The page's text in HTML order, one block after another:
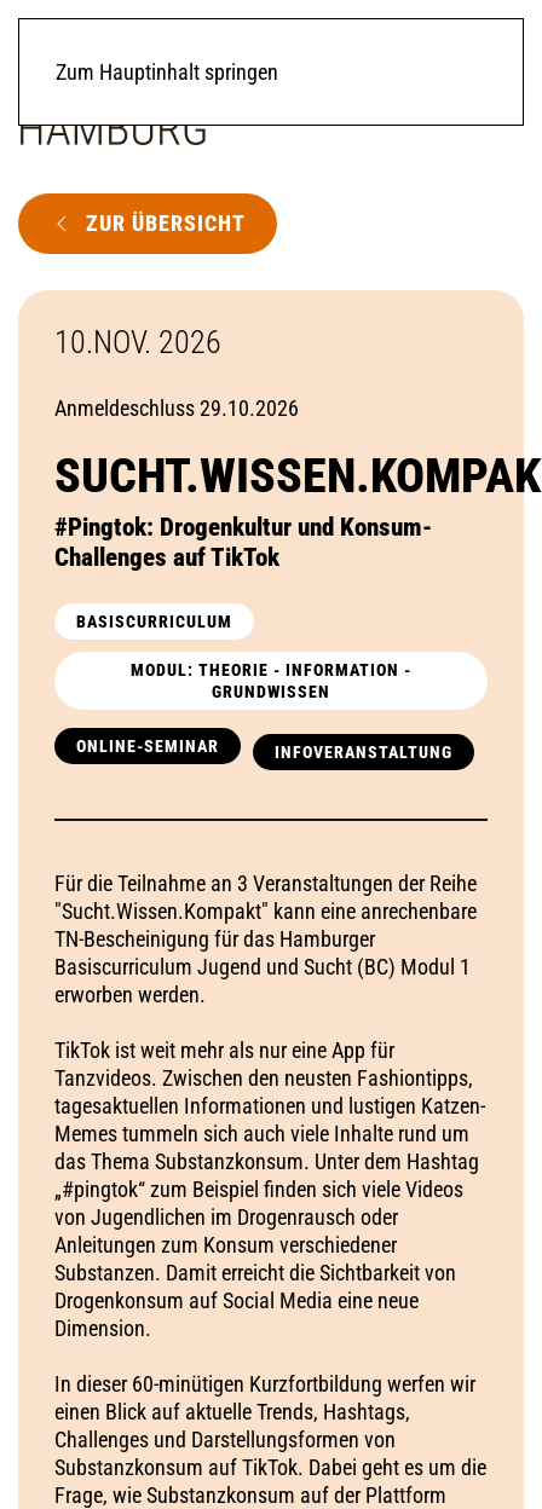
Zum Hauptinhalt springen
ZUR ÜBERSICHT
10.NOV. 2026
Anmeldeschluss 29.10.2026
#Pingtok: Drogenkultur und Konsum-
Challenges auf TikTok
BASISCURRICULUM
MODUL: THEORIE - INFORMATION -
GRUNDWISSEN
ONLINE-SEMINAR INFOVERANSTALTUNG
Für die Teilnahme an 3 Veranstaltungen der Reihe
"Sucht.Wissen.Kompakt" kann eine anrechenbare
TN-Bescheinigung für das Hamburger
Basiscurriculum Jugend und Sucht (BC) Modul 1
erworben werden.
TikTok ist weit mehr als nur eine App für
Tanzvideos. Zwischen den neusten Fashiontipps,
tagesaktuellen Informationen und lustigen Katzen-
Memes tummeln sich auch viele Inhalte rund um
das Thema Substanzkonsum. Unter dem Hashtag
„#pingtok“ zum Beispiel finden sich viele Videos
von Jugendlichen im Drogenrausch oder
Anleitungen zum Konsum verschiedener
Substanzen. Damit erreicht die Sichtbarkeit von
Drogenkonsum auf Social Media eine neue
Dimension.
In dieser 60-minütigen Kurzfortbildung werfen wir
einen Blick auf aktuelle Trends, Hashtags,
Challenges und Darstellungsformen von
Substanzkonsum auf TikTok. Dabei geht es um die
Frage, wie Substanzkonsum auf der Plattform